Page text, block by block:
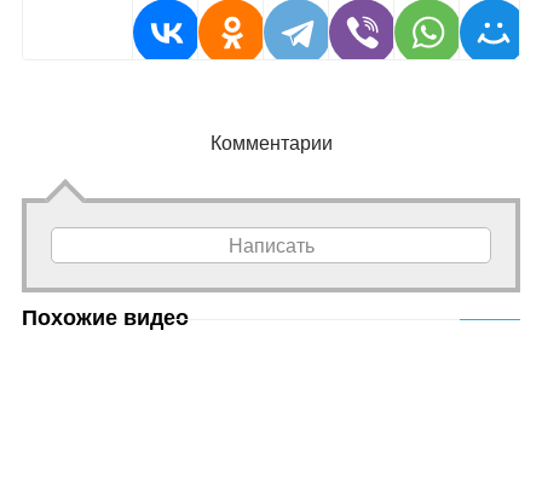
Комментарии
Написать
Похожие видео